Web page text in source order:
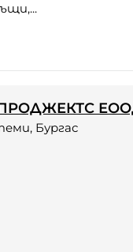
Бургас